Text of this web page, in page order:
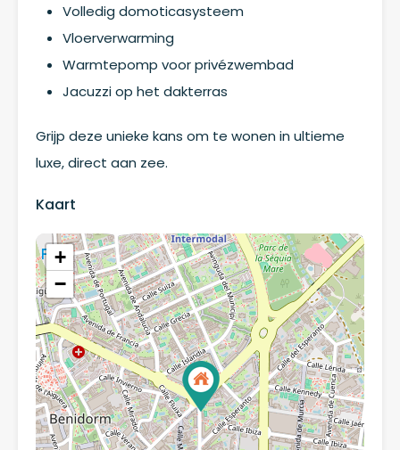
Volledig domoticasysteem
Vloerverwarming
Warmtepomp voor privézwembad
Jacuzzi op het dakterras
Grijp deze unieke kans om te wonen in ultieme
luxe, direct aan zee.
Kaart
+
−